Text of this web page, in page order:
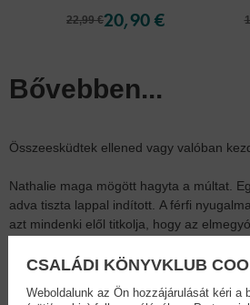
22,99 €20,90 €
Bővebben...
Összeesküdtek ellened vagy valóban
Nathalie maga mögött hagyta a múltat.
adva tiszta lappal indított. A férfi
azt mindenki elől titkolja, hogy az
hagyja nyugodni, úgy érzi, valaki megint
“Hiányoztam? Megígértem, hogy
CSALÁDI KÖNYVKLUB
Weboldalunk az Ön hozzájárulását kéri a